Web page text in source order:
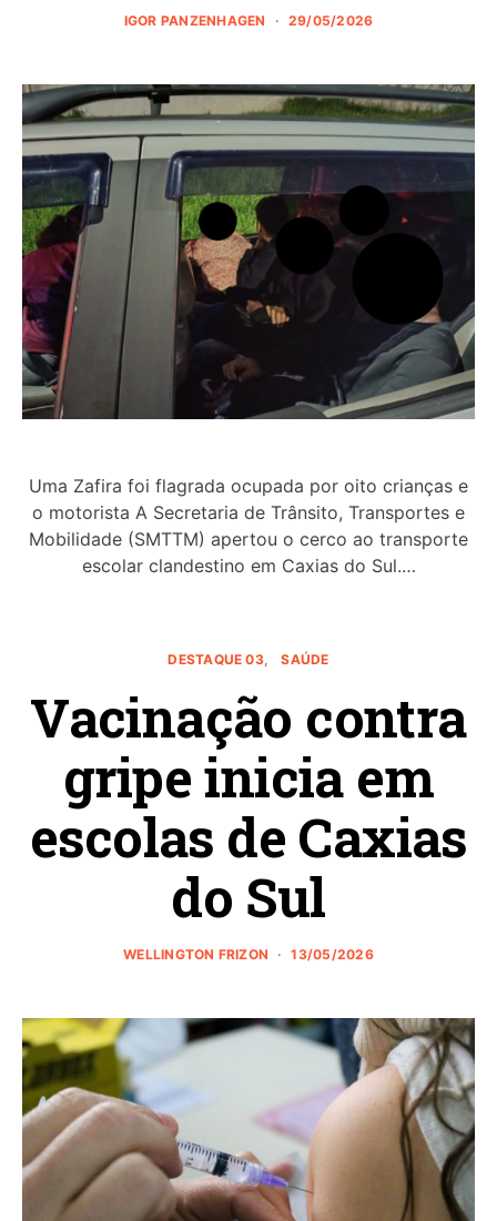
IGOR PANZENHAGEN 29/05/2026
Uma Zafira foi flagrada ocupada por oito crianças e
o motorista A Secretaria de Trânsito, Transportes e
Mobilidade (SMTTM) apertou o cerco ao transporte
escolar clandestino em Caxias do Sul.…
DESTAQUE 03 SAÚDE
Vacinação contra
gripe inicia em
escolas de Caxias
do Sul
WELLINGTON FRIZON 13/05/2026